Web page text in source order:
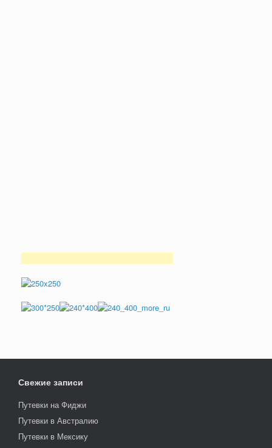
Свежие записи
Путевки на Фиджи
Путевки в Австралию
Путевки в Мексику